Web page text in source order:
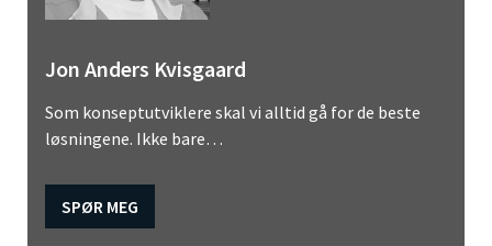
Jon Anders Kvisgaard
Som konseptutviklere skal vi alltid gå for de beste
løsningene. Ikke bare…
SPØR MEG